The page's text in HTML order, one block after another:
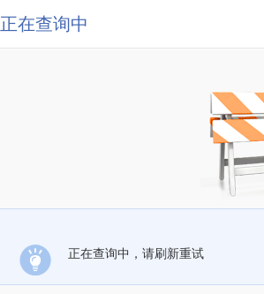
正在查询中
正在查询中，请刷新重试